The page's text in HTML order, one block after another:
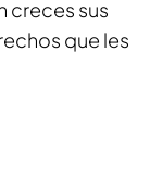
creces sus
que les